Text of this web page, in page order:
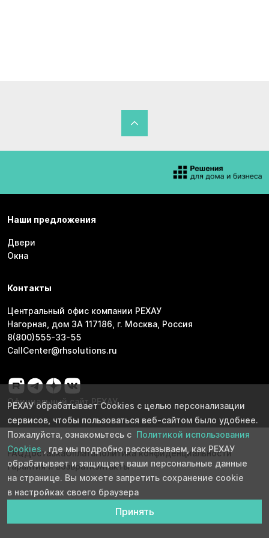
Наши предложения
Двери
Окна
Контакты
Центральный офис компании РЕХАУ
Нагорная, дом 3А 117186, г. Москва, Россия
8(800)555-33-55
CallCenter@rhsolutions.ru
Официальный сайт РЕХАУ
FAQДоставкаОплатаПолитика конфиденциальности
Гарантия и возвратКонтакты
РЕХАУ обрабатывает Cookies с целью персонализации
сервисов, чтобы пользоваться веб-сайтом было удобнее.
Пожалуйста, ознакомьтесь с Политикой использования
Cookies
, где мы подробно рассказываем, как РЕХАУ
обрабатывает и защищает ваши персональные данные
на странице. Вы можете запретить сохранение cookie
в настройках своего браузера
Принять